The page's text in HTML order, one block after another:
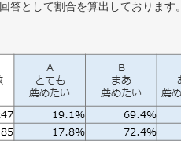
として割合を算出しております。